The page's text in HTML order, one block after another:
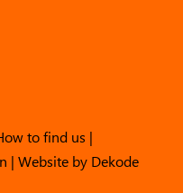
to find us |
| Website by Dekode